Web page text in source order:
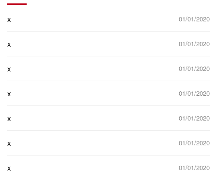
x 01/01/2020
x 01/01/2020
x 01/01/2020
x 01/01/2020
x 01/01/2020
x 01/01/2020
x 01/01/2020